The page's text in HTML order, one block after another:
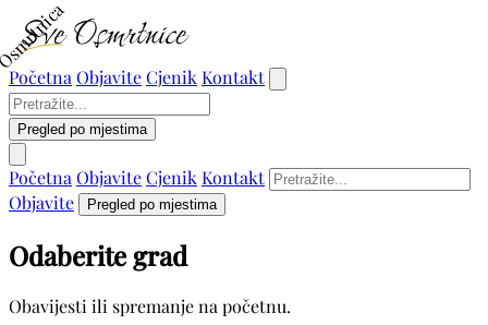
Početna ObjaviteCjenik Kontakt
Pregled po mjestima
Početna ObjaviteCjenik Kontakt
Objavite
Pregled po mjestima
Odaberite grad
Obavijesti ili spremanje na početnu.